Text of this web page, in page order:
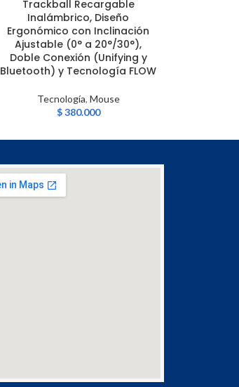
Trackball Recargable
Inalámbrico, Diseño
Ergonómico con Inclinación
Ajustable (0° a 20°/30°),
Doble Conexión (Unifying y
Bluetooth) y Tecnología FLOW
Tecnología, Mouse
$380.000